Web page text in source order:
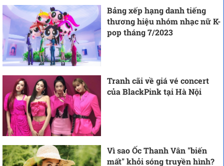
Bảng xếp hạng danh tiếng
thương hiệu nhóm nhạc nữ K-
pop tháng 7/2023
Tranh cãi về giá vé concert
của BlackPink tại Hà Nội
Vì sao Ốc Thanh Vân "biến
mất" khỏi sóng truyền hình?